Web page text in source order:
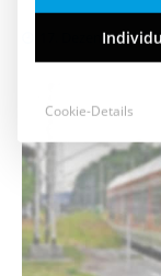
17. Dezember 2018